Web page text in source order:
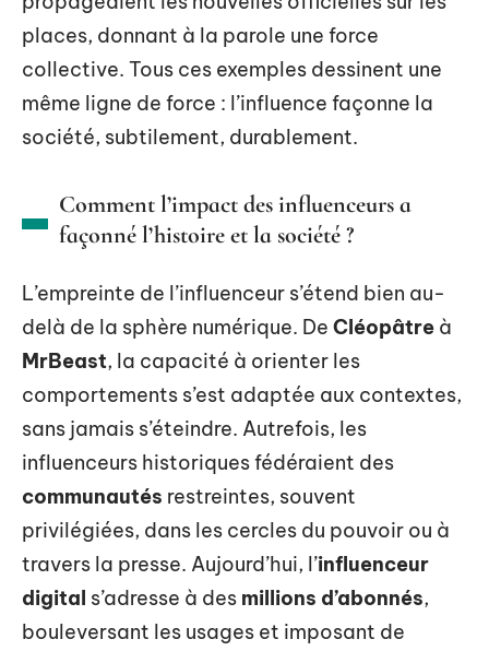
places, donnant à la parole une force
collective. Tous ces exemples dessinent une
même ligne de force : l’influence façonne la
société, subtilement, durablement.
Comment l’impact des influenceurs a
façonné l’histoire et la société ?
L’empreinte de l’influenceur s’étend bien au-
delà de la sphère numérique. De Cléopâtre à
MrBeast, la capacité à orienter les
comportements s’est adaptée aux contextes,
sans jamais s’éteindre. Autrefois, les
influenceurs historiques fédéraient des
communautés restreintes, souvent
privilégiées, dans les cercles du pouvoir ou à
travers la presse. Aujourd’hui, l’influenceur
digital s’adresse à des millions d’abonnés,
bouleversant les usages et imposant de